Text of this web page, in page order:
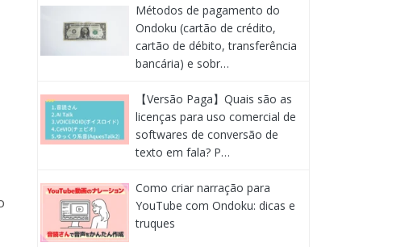
Métodos de pagamento do
Ondoku (cartão de crédito,
cartão de débito, transferência
bancária) e sobr…
【Versão Paga】Quais são as
licenças para uso comercial de
softwares de conversão de
texto em fala? P…
Como criar narração para
YouTube com Ondoku: dicas e
truques